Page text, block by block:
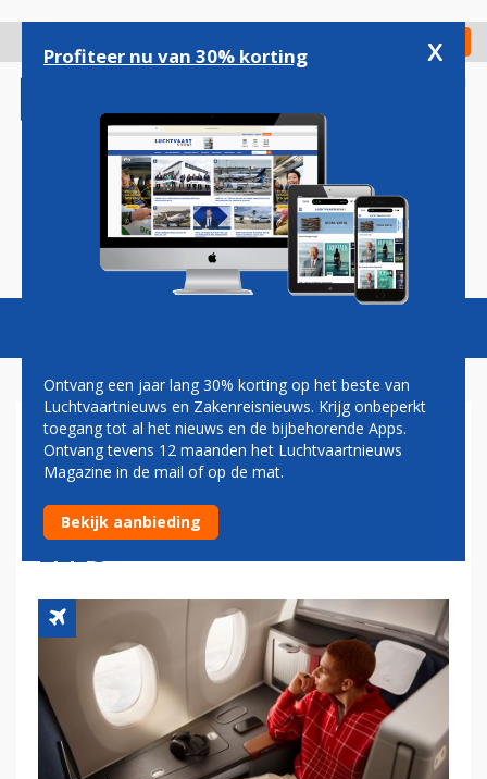
gaan
Check in
Magazine Podcasts Vacatures
GROOT DEEL BUSINESS
CLASS-STOELEN LUFTHANSA
BOEING 787 NOG LANGER
LEEG
Profiteer nu van 30% korting x
Ontvang een jaar lang 30% korting op het beste van
Luchtvaartnieuws en Zakenreisnieuws. Krijg onbeperkt
toegang tot al het nieuws en de bijbehorende Apps.
Ontvang tevens 12 maanden het Luchtvaartnieuws
Magazine in de mail of op de mat.
Bekijk aanbieding